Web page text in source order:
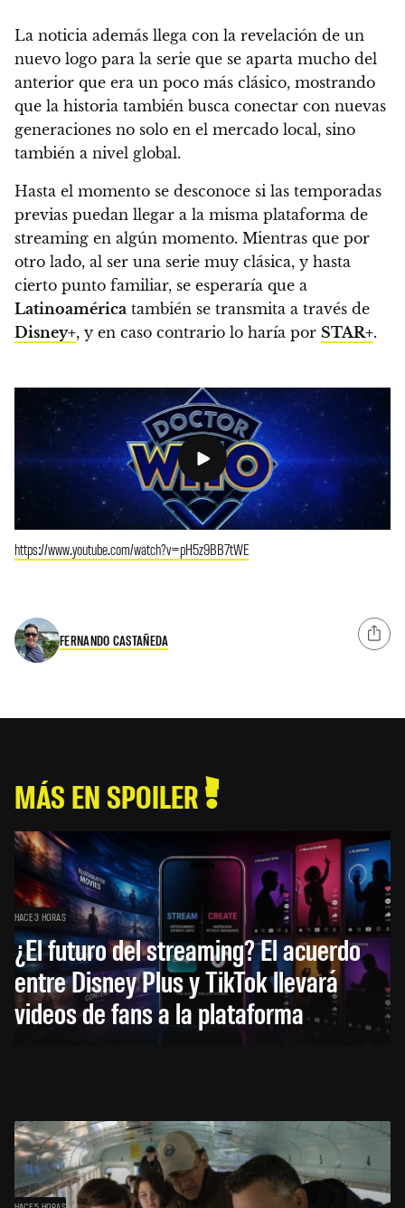
La noticia además llega con la revelación de un
nuevo logo para la serie que se aparta mucho del
anterior que era un poco más clásico, mostrando
que la historia también busca conectar con nuevas
generaciones no solo en el mercado local, sino
también a nivel global.
Hasta el momento se desconoce si las temporadas
previas puedan llegar a la misma plataforma de
streaming en algún momento. Mientras que por
otro lado, al ser una serie muy clásica, y hasta
cierto punto familiar, se esperaría que a
Latinoamérica también se transmita a través de
Disney+, y en caso contrario lo haría por STAR+.
https://www.youtube.com/watch?v=pH5z9BB7tWE
FERNANDO CASTAÑEDA
MÁS EN SPOILER
HACE 3 HORAS
¿El futuro del streaming? El acuerdo
entre Disney Plus y TikTok llevará
videos de fans a la plataforma